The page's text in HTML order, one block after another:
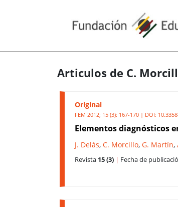
Articulos de C.
Original
FEM 2012; 15 (3): 167-170 | DOI:
Elementos diagnósticos
J. Delás, C. Morcillo, G. Martín,
Revista 15 (3) | Fecha de